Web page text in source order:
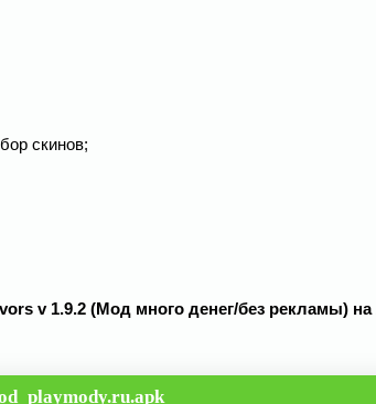
скинов;
v 1.9.2 (Мод много денег/без рекламы)